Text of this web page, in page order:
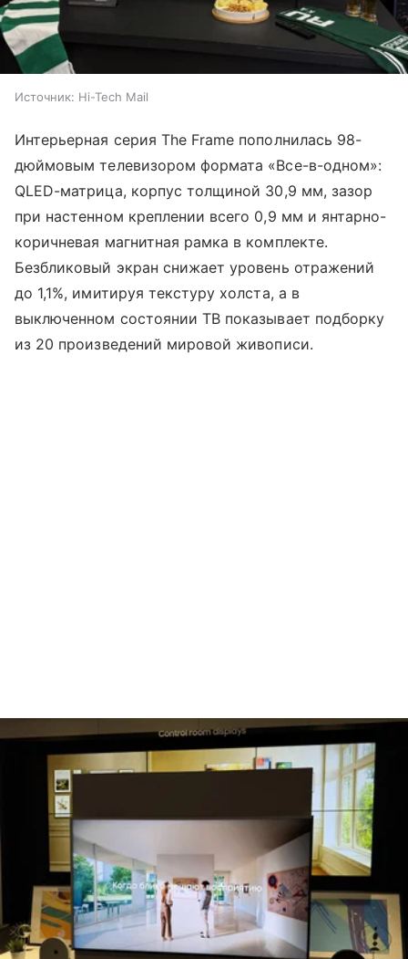
Источник: Hi-Tech Mail
Интерьерная серия The Frame пополнилась 98-
дюймовым телевизором формата «Все-в-одном»:
QLED-матрица, корпус толщиной 30,9 мм, зазор
при настенном креплении всего 0,9 мм и янтарно-
коричневая магнитная рамка в комплекте.
Безбликовый экран снижает уровень отражений
до 1,1%, имитируя текстуру холста, а в
выключенном состоянии ТВ показывает подборку
из 20 произведений мировой живописи.